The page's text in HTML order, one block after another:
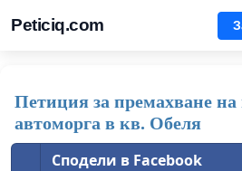
Peticiq.com
Петиция за премахване на
автоморга в кв. Обеля
Сподели в Facebook